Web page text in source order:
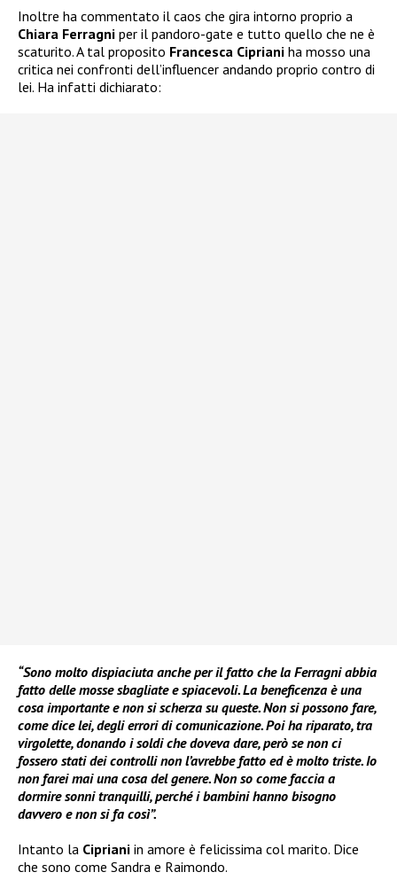
Inoltre ha commentato il caos che gira intorno proprio a
Chiara Ferragni per il pandoro-gate e tutto quello che ne è
scaturito. A tal proposito Francesca Cipriani ha mosso una
critica nei confronti dell’influencer andando proprio contro di
lei. Ha infatti dichiarato:
“Sono molto dispiaciuta anche per il fatto che la Ferragni abbia
fatto delle mosse sbagliate e spiacevoli. La beneficenza è una
cosa importante e non si scherza su queste. Non si possono fare,
come dice lei, degli errori di comunicazione. Poi ha riparato, tra
virgolette, donando i soldi che doveva dare, però se non ci
fossero stati dei controlli non l’avrebbe fatto ed è molto triste. Io
non farei mai una cosa del genere. Non so come faccia a
dormire sonni tranquilli, perché i bambini hanno bisogno
davvero e non si fa così”.
Intanto la Cipriani in amore è felicissima col marito. Dice
che sono come Sandra e Raimondo.